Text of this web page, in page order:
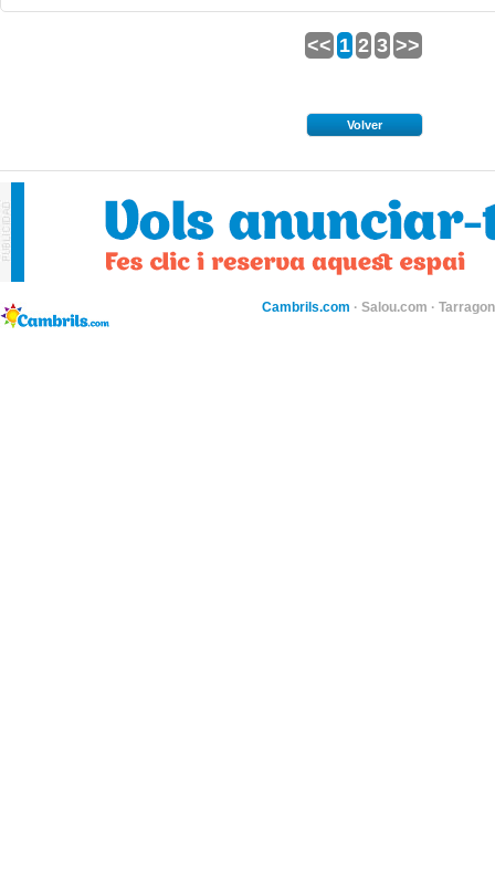
<< 1 2 3 >>
Volver
Cambrils.com · Salou.com ·